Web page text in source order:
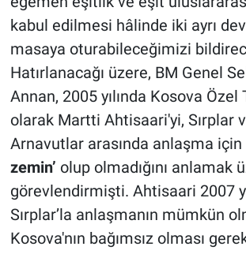
kabul edilmesi hâlinde iki ayrı
masaya oturabileceğimizi
Hatırlanacağı üzere, BM Genel
Annan, 2005 yılında Kosova
olarak Martti Ahtisaari'yi, Sırplar
Arnavutlar arasında anlaşma için
zemin’ olup olmadığını anlamak
görevlendirmişti. Ahtisaari 2007
Sırplar’la anlaşmanın mümkün
Kosova'nın bağımsız olması